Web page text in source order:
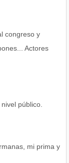
congreso y
Actores
público.
mi prima y